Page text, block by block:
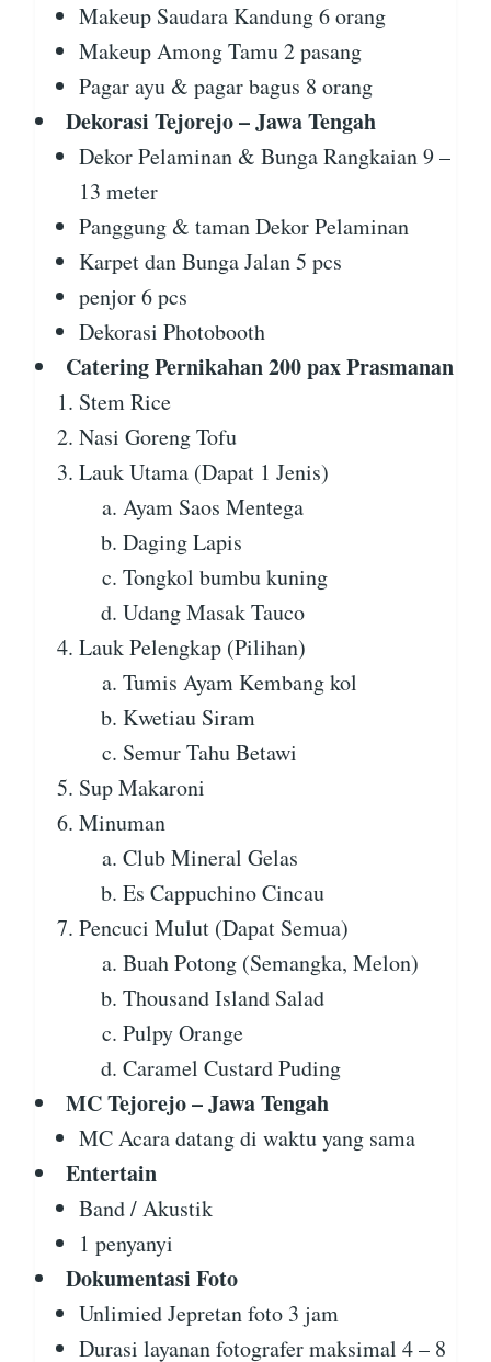
Makeup Saudara Kandung 6 orang
Makeup Among Tamu 2 pasang
Pagar ayu & pagar bagus 8 orang
Dekorasi Tejorejo – Jawa Tengah
Dekor Pelaminan & Bunga Rangkaian 9 –
13 meter
Panggung & taman Dekor Pelaminan
Karpet dan Bunga Jalan 5 pcs
penjor 6 pcs
Dekorasi Photobooth
Catering Pernikahan 200 pax Prasmanan
Stem Rice
Nasi Goreng Tofu
Lauk Utama (Dapat 1 Jenis)
Ayam Saos Mentega
Daging Lapis
Tongkol bumbu kuning
Udang Masak Tauco
Lauk Pelengkap (Pilihan)
Tumis Ayam Kembang kol
Kwetiau Siram
Semur Tahu Betawi
Sup Makaroni
Minuman
Club Mineral Gelas
Es Cappuchino Cincau
Pencuci Mulut (Dapat Semua)
Buah Potong (Semangka, Melon)
Thousand Island Salad
Pulpy Orange
Caramel Custard Puding
MC Tejorejo – Jawa Tengah
MC Acara datang di waktu yang sama
Entertain
Band / Akustik
1 penyanyi
Dokumentasi Foto
Unlimied Jepretan foto 3 jam
Durasi layanan fotografer maksimal 4 – 8